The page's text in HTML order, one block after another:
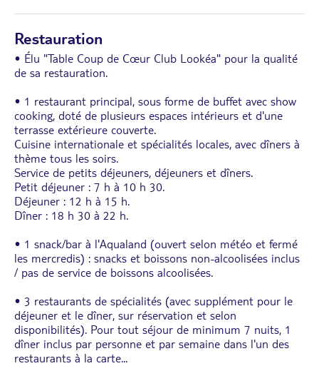
Restauration
• Élu "Table Coup de Cœur Club Lookéa" pour la qualité
de sa restauration.
• 1 restaurant principal, sous forme de buffet avec show
cooking, doté de plusieurs espaces intérieurs et d'une
terrasse extérieure couverte.
Cuisine internationale et spécialités locales, avec dîners à
thème tous les soirs.
Service de petits déjeuners, déjeuners et dîners.
Petit déjeuner : 7 h à 10 h 30.
Déjeuner : 12 h à 15 h.
Dîner : 18 h 30 à 22 h.
• 1 snack/bar à l'Aqualand (ouvert selon météo et fermé
les mercredis) : snacks et boissons non-alcoolisées inclus
/ pas de service de boissons alcoolisées.
• 3 restaurants de spécialités (avec supplément pour le
déjeuner et le dîner, sur réservation et selon
disponibilités). Pour tout séjour de minimum 7 nuits, 1
dîner inclus par personne et par semaine dans l'un des
restaurants à la carte...